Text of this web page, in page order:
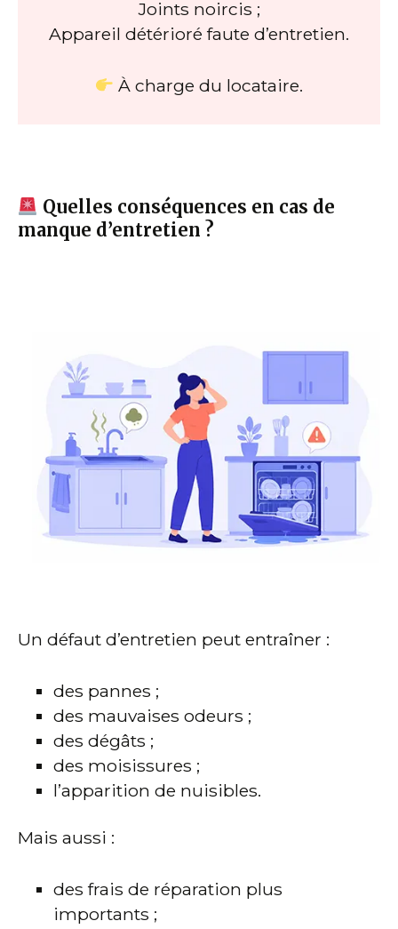
Joints noircis ;
Appareil détérioré faute d’entretien.
À charge du locataire.
Quelles conséquences en cas de
manque d’entretien ?
Un défaut d’entretien peut entraîner :
des pannes ;
des mauvaises odeurs ;
des dégâts ;
des moisissures ;
l’apparition de nuisibles.
Mais aussi :
des frais de réparation plus
importants ;